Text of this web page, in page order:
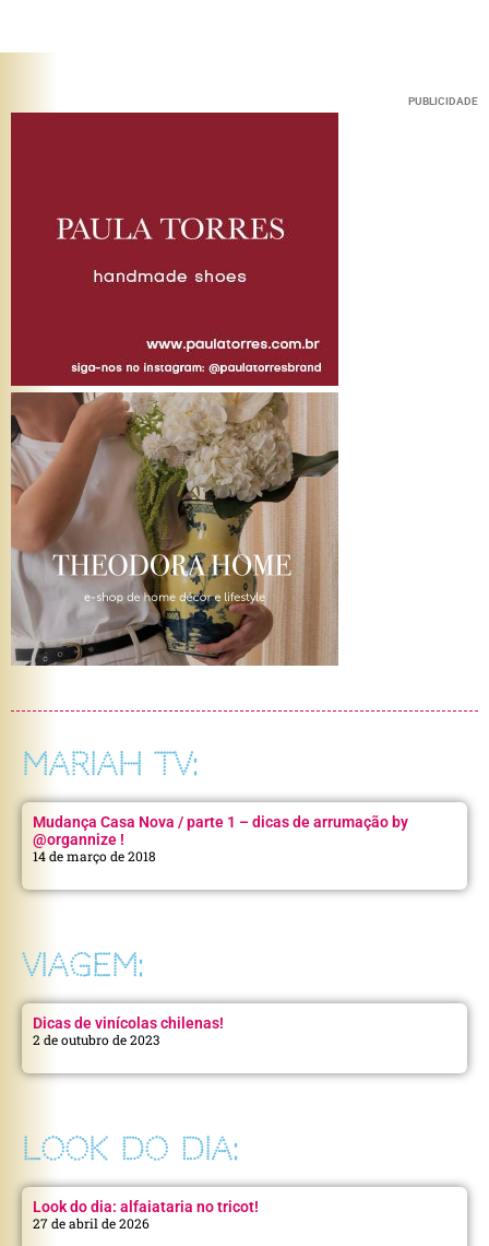
PUBLICIDADE
MARIAH TV:
Mudança Casa Nova / parte 1 – dicas de arrumação by
@organnize !
14 de março de 2018
VIAGEM:
Dicas de vinícolas chilenas!
2 de outubro de 2023
LOOK DO DIA:
Look do dia: alfaiataria no tricot!
27 de abril de 2026